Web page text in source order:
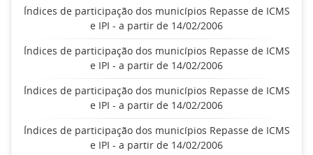
Índices de participação dos municípios Repasse de ICMS
e IPI - a partir de 14/02/2006
Índices de participação dos municípios Repasse de ICMS
e IPI - a partir de 14/02/2006
Índices de participação dos municípios Repasse de ICMS
e IPI - a partir de 14/02/2006
Índices de participação dos municípios Repasse de ICMS
e IPI - a partir de 14/02/2006